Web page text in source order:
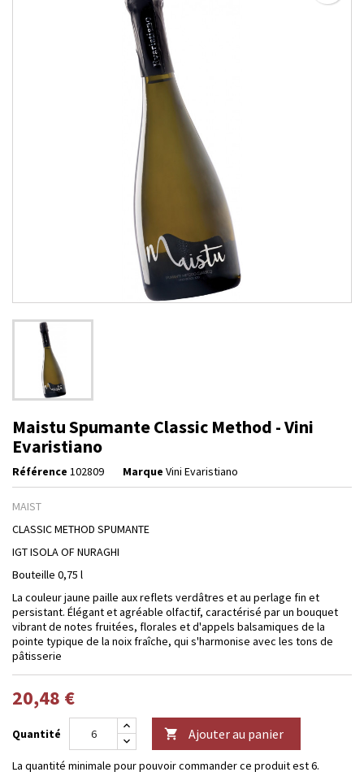
Maistu Spumante Classic Method - Vini
Evaristiano
Référence 102809 Marque Vini Evaristiano
MAIST
CLASSIC METHOD SPUMANTE
IGT ISOLA OF NURAGHI
Bouteille 0,75 l
La couleur jaune paille aux reflets verdâtres et au perlage fin et
persistant. Élégant et agréable olfactif, caractérisé par un bouquet
vibrant de notes fruitées, florales et d'appels balsamiques de la
pointe typique de la noix fraîche, qui s'harmonise avec les tons de
pâtisserie
20,48 €
Quantité  Ajouter au panier
La quantité minimale pour pouvoir commander ce produit est 6.